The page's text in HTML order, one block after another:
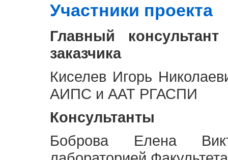
Участники проекта
Главный
заказчика
Киселев Игорь
АИПС и ААТ РГАСПИ
Консультанты
Боброва Елена